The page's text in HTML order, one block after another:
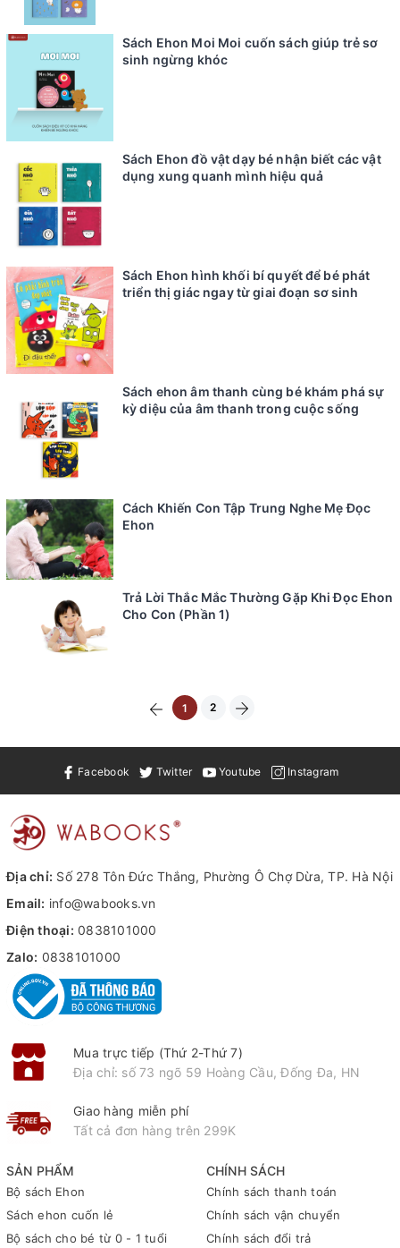
Sách Ehon Moi Moi cuốn sách giúp trẻ sơ
sinh ngừng khóc
Sách Ehon đồ vật dạy bé nhận biết các vật
dụng xung quanh mình hiệu quả
Sách Ehon hình khối bí quyết để bé phát
triển thị giác ngay từ giai đoạn sơ sinh
Sách ehon âm thanh cùng bé khám phá sự
kỳ diệu của âm thanh trong cuộc sống
Cách Khiến Con Tập Trung Nghe Mẹ Đọc
Ehon
Trả Lời Thắc Mắc Thường Gặp Khi Đọc Ehon
Cho Con (Phần 1)
1 2
Facebook Twitter Youtube Instagram
SẢN PHẨM
Bộ sách Ehon
Sách ehon cuốn lẻ
Bộ sách cho bé từ 0 - 1 tuổi
CHÍNH SÁCH
Chính sách thanh toán
Chính sách vận chuyển
Chính sách đổi trả
Địa chỉ: Số 278 Tôn Đức Thắng, Phường Ô Chợ Dừa, TP. Hà Nội
Email: info@wabooks.vn
Điện thoại: 0838101000
Zalo: 0838101000
Mua trực tiếp (Thứ 2-Thứ 7)
Địa chỉ: số 73 ngõ 59 Hoàng Cầu, Đống Đa, HN
Giao hàng miễn phí
Tất cả đơn hàng trên 299K